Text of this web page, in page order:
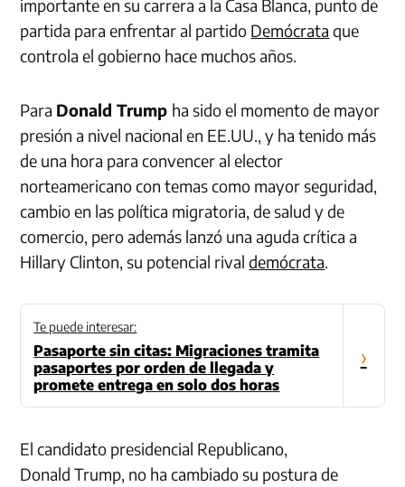
importante en su carrera a la Casa Blanca, punto de
partida para enfrentar al partido Demócrata que
controla el gobierno hace muchos años.
Para Donald Trump ha sido el momento de mayor
presión a nivel nacional en EE.UU., y ha tenido más
de una hora para convencer al elector
norteamericano con temas como mayor seguridad,
cambio en las política migratoria, de salud y de
comercio, pero además lanzó una aguda crítica a
Hillary Clinton, su potencial rivaldemócrata.
Te puede interesar:
Pasaporte sin citas: Migraciones tramita
pasaportes por orden de llegada y
promete entrega en solo dos horas
›
El candidato presidencial Republicano,
Donald Trump, no ha cambiado su postura de